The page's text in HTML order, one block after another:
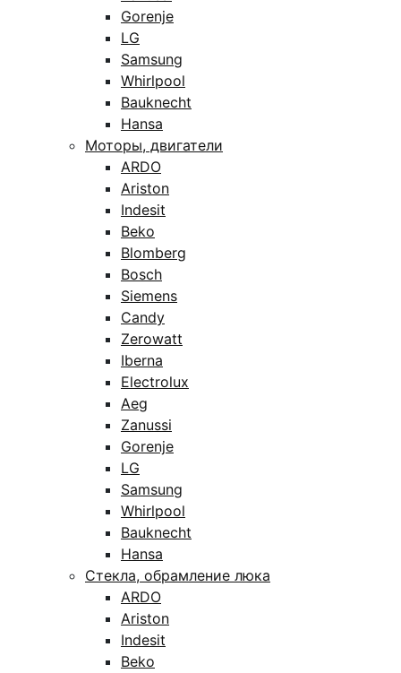
Gorenje
LG
Samsung
Whirlpool
Bauknecht
Hansa
Моторы, двигатели
ARDO
Ariston
Indesit
Beko
Blomberg
Bosch
Siemens
Candy
Zerowatt
Iberna
Electrolux
Aeg
Zanussi
Gorenje
LG
Samsung
Whirlpool
Bauknecht
Hansa
Стекла, обрамление люка
ARDO
Ariston
Indesit
Beko